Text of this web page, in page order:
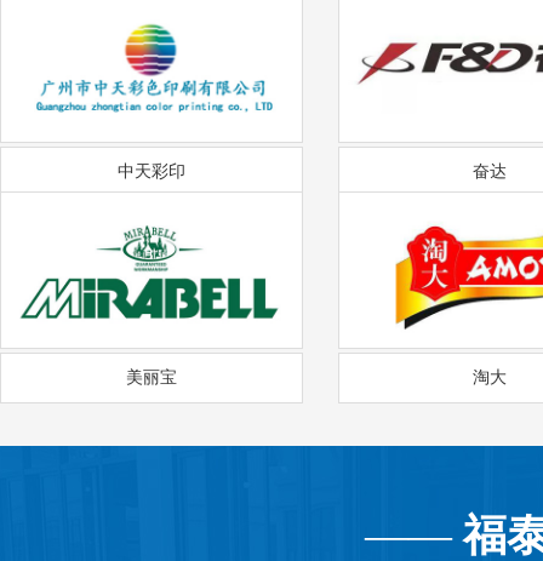
中天彩印 奋达
美丽宝 淘大
——福